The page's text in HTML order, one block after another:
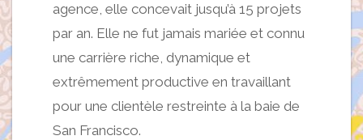
agence, elle concevait jusqu’à 15 projets
par an. Elle ne fut jamais mariée et connu
une carrière riche, dynamique et
extrêmement productive en travaillant
pour une clientèle restreinte à la baie de
San Francisco.